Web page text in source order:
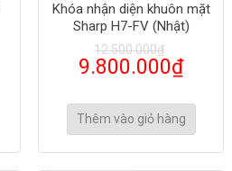
Khóa nhận diện khuôn mặt
Sharp H7-FV (Nhật)
12.500.000₫
9.800.000₫
Thêm vào giỏ hàng